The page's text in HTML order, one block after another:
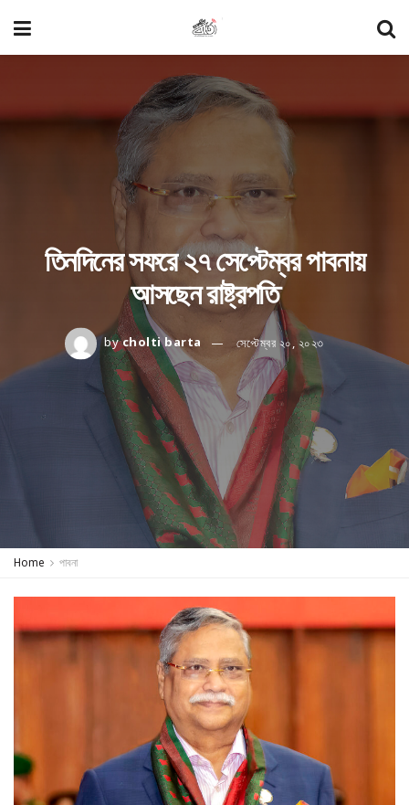
তিনদিনের সফরে ২৭ সেপ্টেম্বর পাবনায়
আসছেন রাষ্ট্রপতি
bycholti barta সেপ্টেম্বর ২০, ২০২৩
Home পাবনা